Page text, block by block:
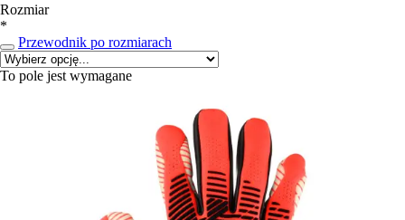
Rozmiar
*
Przewodnik po rozmiarach
To pole jest wymagane